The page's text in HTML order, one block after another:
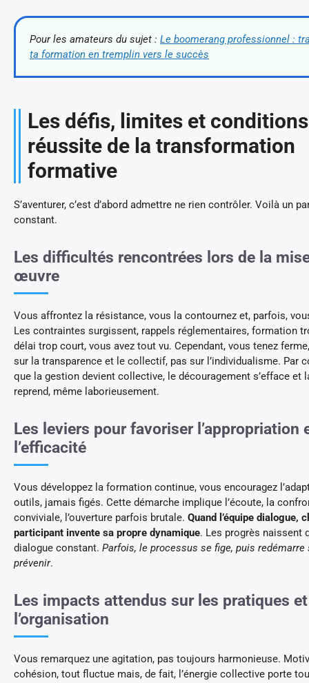
Pour les amateurs du sujet : Le boomerang professionnel :
ta formation en tremplin vers le succès
Les défis, limites et
réussite de la transformation
formative
S’aventurer, c’est d’abord admettre ne rien contrôler. Voilà un
constant.
Les difficultés rencontrées lors de la
œuvre
Vous affrontez la résistance, vous la contournez et, parfois,
Les contraintes surgissent, rappels réglementaires, formation
délai trop court, vous avez tout vu. Cependant, vous tenez
sur la transparence et le collectif, pas sur l’individualisme. Par
que la gestion devient collective, le découragement s’efface et
reprend, même laborieusement.
Les leviers pour favoriser l’appropriation
l’efficacité
Vous développez la formation continue, vous encouragez
outils, jamais figés. Cette démarche implique l’écoute, la
conviviale, l’ouverture parfois brutale. Quand l’équipe dialogue,
participant invente sa propre dynamique. Les progrès naissent
dialogue constant. Parfois, le processus se fige, puis redémarre
prévenir.
Les impacts attendus sur les pratiques et
l’organisation
Vous remarquez une agitation, pas toujours harmonieuse.
cohésion, tout fluctue mais, de fait, l’énergie collective porte